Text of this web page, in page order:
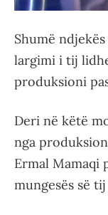
Shumë
largimi i tij
produksioni
Deri në këtë
nga
Ermal Mamaqi
mungesës së